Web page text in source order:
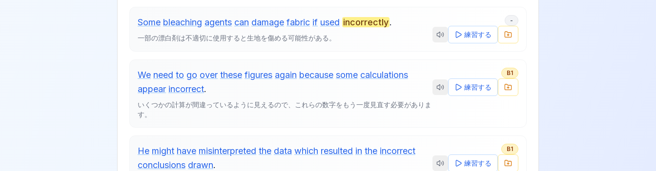
Some bleaching agents can damage fabric if used incorrectly.
一部の漂白剤は不適切に使用すると生地を傷める可能性がある。
-
練習する
We need to go over these figures again because some calculations
appear incorrect.
いくつかの計算が間違っているように見えるので、これらの数字をもう一度見直す必要がありま
す。
B1
練習する
He might have misinterpreted the data which resulted in the incorrect
conclusions drawn.
B1
練習する